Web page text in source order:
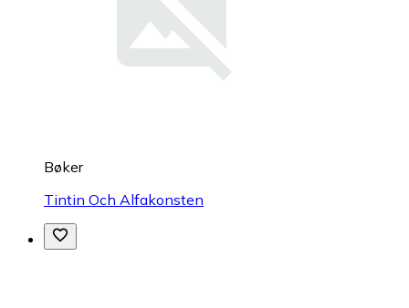
Bøker
Tintin Och Alfakonsten